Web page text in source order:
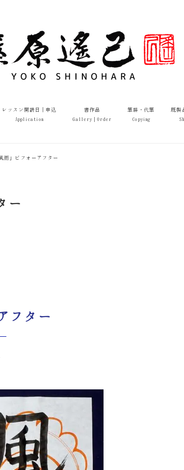
レッスン開講日｜申込
Application
書作品
Gallery｜Order
筆耕・代筆
Copying
既製
雨」ビフォーアフター
ー
フター